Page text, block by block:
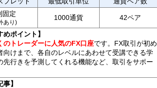
固定
あり)
1000通貨 42ペア
ポイント】
のトレーダーに人気のFX口座です。FX取引が初め
けまで、各自のレベルにあわせて受講できる学
行きを予測してくれる機能など、取引をサポー
】